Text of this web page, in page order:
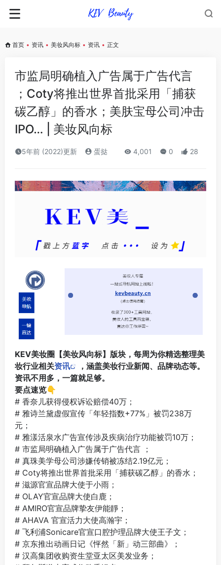
首页 • 资讯 • 美妆风向标 • 资讯 • 正文
市监局明确植入广告属于广告代言
；Coty将推出世界首批采用「捕获
碳乙醇」的香水；美肤宝母公司冲击
IPO… | 美妆风向标
5年前 (2022)更新 蛋挞 4,001 0 28
KEV美妆圈【美妆风向标】版块，每周为你精选整理美
妆行业相关资讯
，涵盖美妆行业新闻、品牌动态等。
资讯不用多，一篇就足够。
要点速览👇
# 香奈儿获得侵权诉讼赔偿40万；
# 雅诗兰黛虚假宣传「年轻指数+77%」被罚238万
元；
# 雅漾活泉水广告宣传涉及疾病治疗功能被罚10万；
# 市监局明确植入广告属于广告代言 ；
# 真珠美学母公司涉嫌传销被冻结2.19亿元；
# Coty将推出世界首批采用「捕获碳乙醇」的香水；
# 滋源官宣品牌大使于小雨；
# OLAY官宣品牌大使白鹿；
# AMIRO官宣品牌挚友伊能靜；
# AHAVA 官宣活力大使高瀚宇；
# 飞利浦Sonicare官宣口腔护理品牌大使王子文；
# 京东推出动画日记《怦然「新」动三部曲》；
# 汉高集团收购资生堂亚太区美发业务；